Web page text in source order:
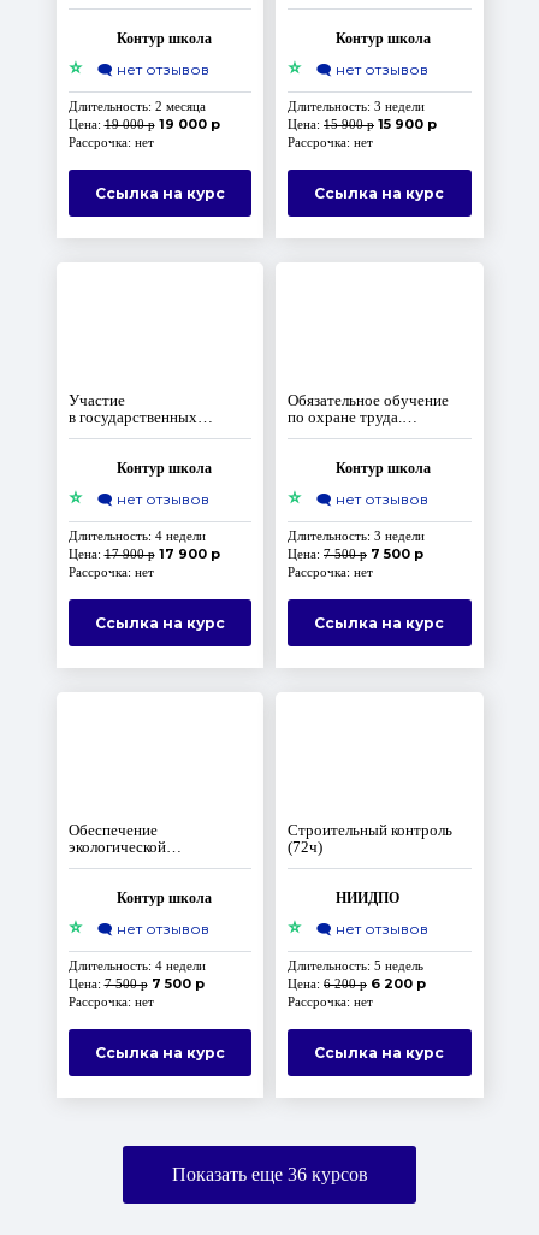
Повышение квалификации,
Контур школа
⭐ 🗨️ нет отзывов
Длительность: 2 месяца
Цена:19 000 р 19 000 р
Рассрочка: нет
Ссылка на курс
Контур школа
⭐ 🗨️ нет отзывов
Длительность: 3 недели
Цена: 15 900 р 15 900 р
Рассрочка: нет
Ссылка на курс
Участие
в государственных
и муниципальных
система по 44‑ФЗ
Контур школа
⭐ 🗨️ нет отзывов
Длительность: 4 недели
Цена:17 900 р 17 900 р
Рассрочка: нет
Ссылка на курс
Обязательное обучение
по охране труда.
Комплект‑максимум
Контур школа
⭐ 🗨️ нет отзывов
Длительность: 3 недели
Цена: 7 500 р 7 500 р
Рассрочка: нет
Ссылка на курс
Обеспечение
экологической
безопасности при работах
с отходами I–IV классов
Контур школа
⭐ 🗨️ нет отзывов
Длительность: 4 недели
Цена:7 500 р 7 500 р
Рассрочка: нет
Ссылка на курс
Строительный контроль
(72ч)
НИИДПО
⭐ 🗨️ нет отзывов
Длительность: 5 недель
Цена: 6 200 р 6 200 р
Рассрочка: нет
Ссылка на курс
Показать еще 36курсов